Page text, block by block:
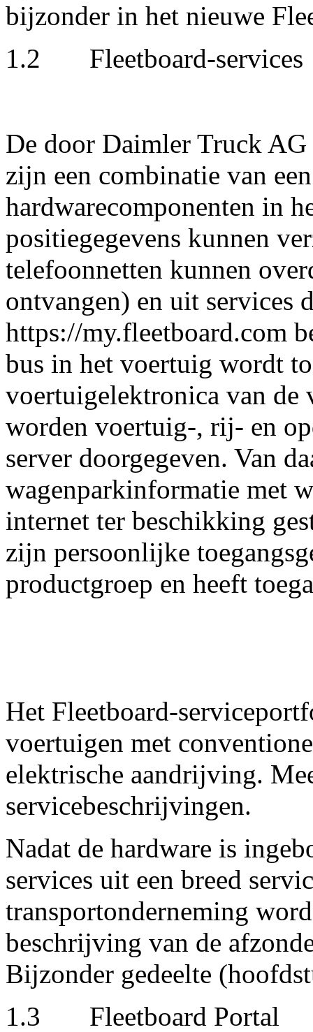
bijzonder in het nieuwe
1.2 Fleetboard-services
De door Daimler Truck AG
zijn een combinatie van
hardwarecomponenten in
positiegegevens kunnen
telefoonnetten kunnen
ontvangen) en uit services
https://my.fleetboard.com
bus in het voertuig wordt
voertuigelektronica van de
worden voertuig-, rij- en
server doorgegeven. Van
wagenparkinformatie met
internet ter beschikking
zijn persoonlijke
productgroep en heeft
Het Fleetboard-
voertuigen met
elektrische aandrijving.
servicebeschrijvingen.
Nadat de hardware is
services uit een breed
transportonderneming
beschrijving van de
Bijzonder gedeelte
1.3 Fleetboard Portal